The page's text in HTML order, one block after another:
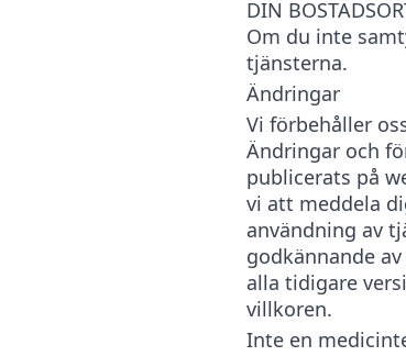
DIN
Om du inte
tjänsterna.
Ändringar
Vi förbehåller
Ändringar och
publicerats på
vi att meddela
användning av
godkännande
alla tidigare
villkoren.
Inte en